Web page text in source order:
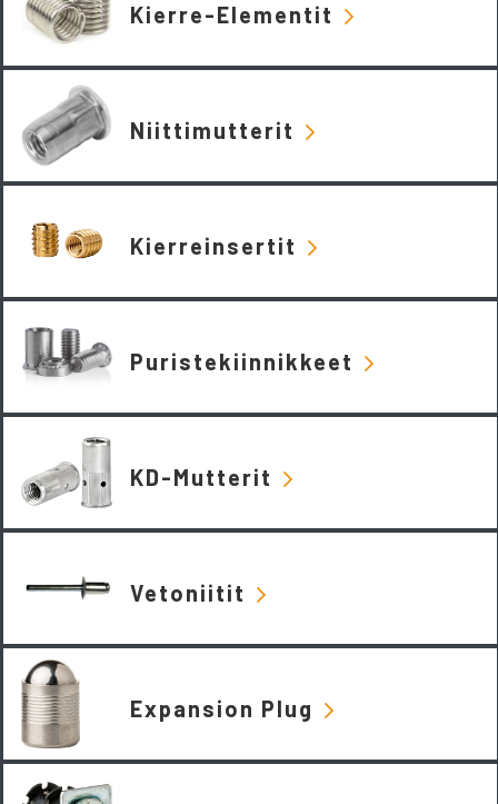
Kierre-Elementit
Niittimutterit
Kierreinsertit
Puristekiinnikkeet
KD-Mutterit
Vetoniitit
Expansion Plug